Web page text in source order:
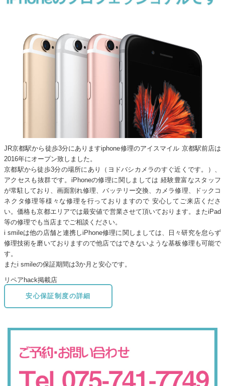
JR京都駅から徒歩3分にありますiphone修理のアイスマイル 京都駅前店は
2016年にオープン致しました。
京都駅から徒歩3分の場所にあり（ヨドバシカメラのすぐ近くです。）、
アクセスも抜群です。iPhoneの修理に関しましては 経験豊富なスタッフ
が常駐しており、画面割れ修理、バッテリー交換、カメラ修理、ドックコ
ネクタ修理等様々な修理を行っておりますので 安心してご来店くださ
い。価格も京都エリアでは最安値で営業させて頂いております。またiPad
等の修理でも当店までご相談ください。
i smileは他の店舗と連携しiPhone修理に関しましては、日々研究を怠らず
修理技術を磨いておりますので他店ではできないような基板修理も可能で
す。
またi smileの保証期間は3か月と安心です。
リペアhack掲載店
安心保証制度の詳細